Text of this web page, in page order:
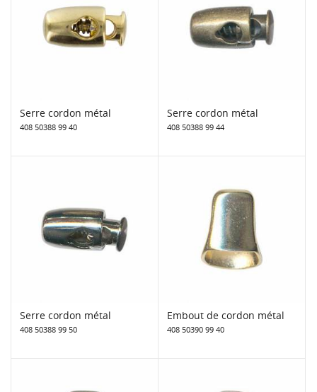
Serre cordon métal
408 50388 99 40
Serre cordon métal
408 50388 99 44
Serre cordon métal
408 50388 99 50
Embout de cordon métal
408 50390 99 40